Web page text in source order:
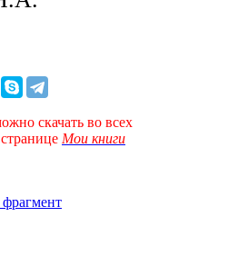
скачать во всех
Мои книги